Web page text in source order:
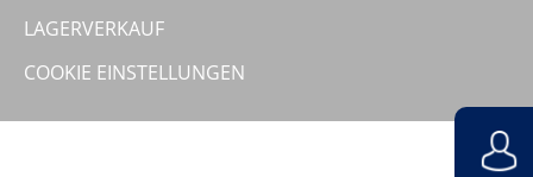
Unternehmen
LAGERVERKAUF
COOKIE EINSTELLUNGEN